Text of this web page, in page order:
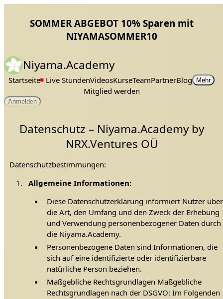
SOMMER ABGEBOT 10% Sparen mit
NIYAMASOMMER10
Niyama.Academy
Startseite Live StundenVideosKurseTeamPartnerBlog Mehr
Mitglied werden
Anmelden
Datenschutz – Niyama.Academy by
NRX.Ventures OÜ
Datenschutzbestimmungen:
Allgemeine Informationen:
Diese Datenschutzerklärung informiert Nutzer über
die Art, den Umfang und den Zweck der Erhebung
und Verwendung personenbezogener Daten durch
die Niyama.Academy.
Personenbezogene Daten sind Informationen, die
sich auf eine identifizierte oder identifizierbare
natürliche Person beziehen.
Maßgebliche Rechtsgrundlagen Maßgebliche
Rechtsgrundlagen nach der DSGVO: Im Folgenden